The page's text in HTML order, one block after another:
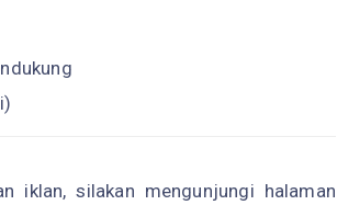
iklan, silakan mengunjungi halaman